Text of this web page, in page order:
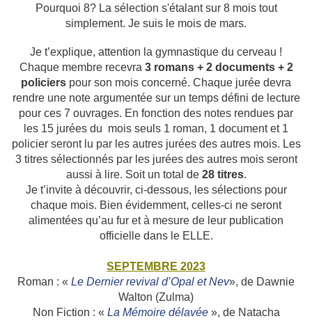
Pourquoi 8? La sélection s'étalant sur 8 mois tout
simplement. Je suis le mois de mars.
Je t’explique, attention la gymnastique du cerveau !
Chaque membre recevra 3 romans + 2 documents + 2
policiers pour son mois concerné. Chaque jurée devra
rendre une note argumentée sur un temps défini de lecture
pour ces 7 ouvrages. En fonction des notes rendues par
les 15 jurées du mois seuls 1 roman, 1 document et 1
policier seront lu par les autres jurées des autres mois. Les
3 titres sélectionnés par les jurées des autres mois seront
aussi à lire. Soit un total de 28 titres.
Je t’invite à découvrir, ci-dessous, les sélections pour
chaque mois. Bien évidemment, celles-ci ne seront
alimentées qu’au fur et à mesure de leur publication
officielle dans le ELLE.
SEPTEMBRE 2023
Roman : « Le Dernier revival d’Opal et Nev», de Dawnie
Walton (Zulma)
Non Fiction : « La Mémoire délavée», de Natacha